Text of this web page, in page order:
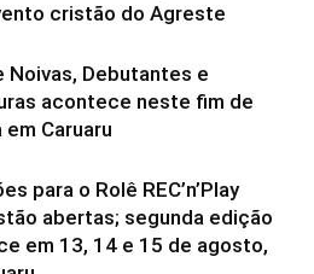
cristão do Agreste
Noivas, Debutantes e
acontece neste fim de
em Caruaru
para o Rolê REC’n’Play
abertas; segunda edição
em 13, 14 e 15 de agosto,